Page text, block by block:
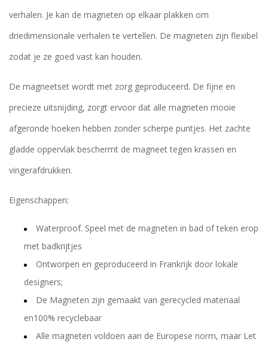
verhalen. Je kan de magneten op elkaar plakken om
driedimensionale verhalen te vertellen. De magneten zijn flexibel
zodat je ze goed vast kan houden.
De magneetset wordt met zorg geproduceerd. De fijne en
precieze uitsnijding, zorgt ervoor dat alle magneten mooie
afgeronde hoeken hebben zonder scherpe puntjes. Het zachte
gladde oppervlak beschermt de magneet tegen krassen en
vingerafdrukken.
Eigenschappen:
Waterproof. Speel met de magneten in bad of teken erop
met badkrijtjes
Ontworpen en geproduceerd in Frankrijk door lokale
designers;
De Magneten zijn gemaakt van gerecycled materiaal
en100% recyclebaar
Alle magneten voldoen aan de Europese norm, maar Let